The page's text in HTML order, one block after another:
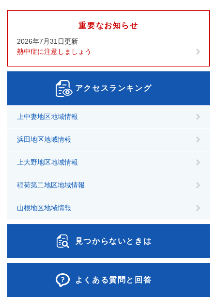
重要なお知らせ
2026年7月31日更新
熱中症に注意しましょう
アクセスランキング
上中妻地区地域情報
浜田地区地域情報
上大野地区地域情報
稲荷第二地区地域情報
山根地区地域情報
見つからないときは
よくある質問と回答